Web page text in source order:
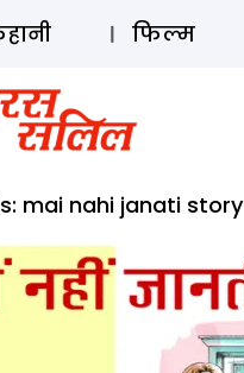
फिल्म
mai nahi janati story